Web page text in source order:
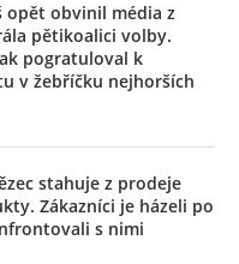
opět obvinil média z
pětikoalici volby.
pogratuloval k
v žebříčku nejhorších
stahuje z prodeje
Zákazníci je házeli po
s nimi